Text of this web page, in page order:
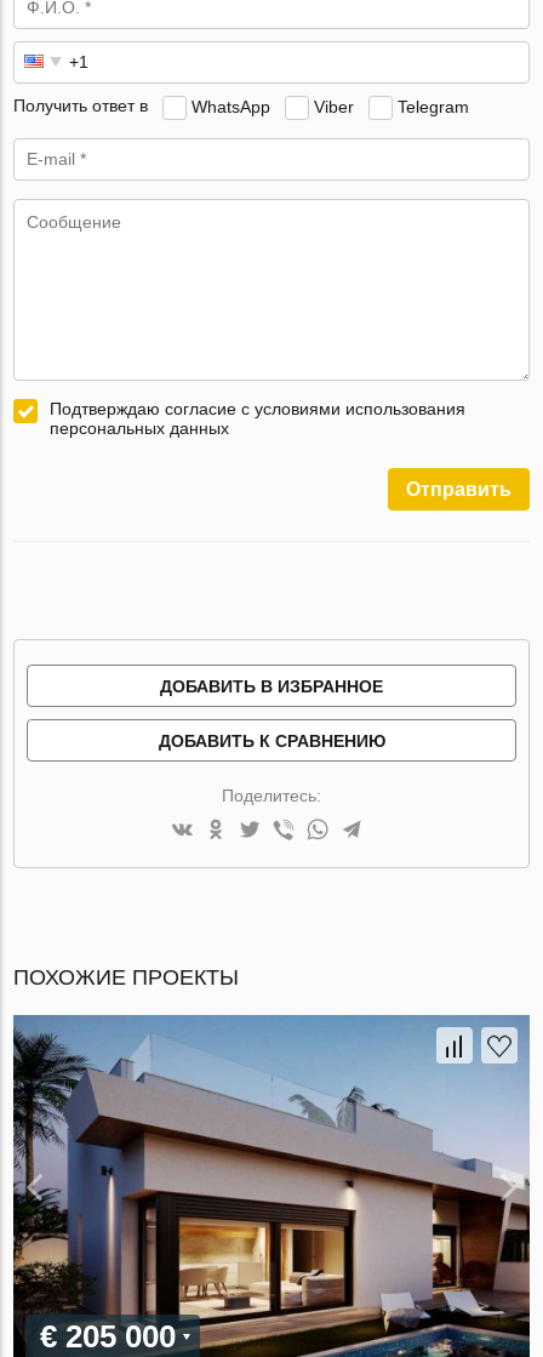
Получить ответ в WhatsApp Viber Telegram
Подтверждаю согласие с условиями использования
персональных данных
Отправить
ДОБАВИТЬ В ИЗБРАННОЕ
ДОБАВИТЬ К СРАВНЕНИЮ
Поделитесь:
ПОХОЖИЕ ПРОЕКТЫ
€ 205 000